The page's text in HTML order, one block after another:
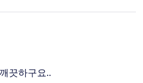
끗하구요..